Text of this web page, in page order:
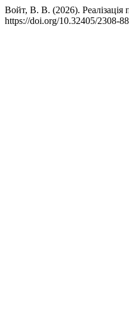
Войт, В. В. (2026). Реалізація
https://doi.org/10.32405/2308-